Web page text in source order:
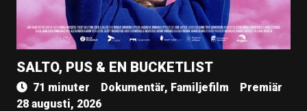
SALTO, PUS & EN BUCKETLIST
71 minuter Dokumentär, Familjefilm
Premiär
28 augusti, 2026